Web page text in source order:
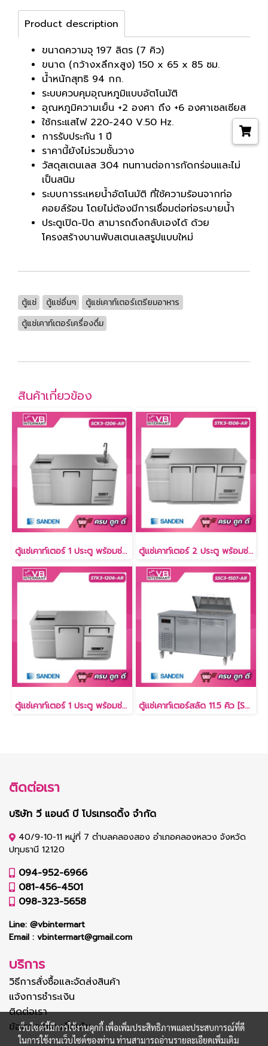
Product description
ขนาดความจุ 197 ลิตร (7 คิว)
ขนาด (กว้างxลึกxสูง) 150 x 65 x 85 ซม.
น้ำหนักสุทธิ 94 กก.
ระบบควบคุมอุณหภูมิแบบอัตโนมัติ
อุณหภูมิความเย็น +2 องศา ถึง +6 องศาเซลเซียส
ใช้กระแสไฟ 220-240 V.50 Hz.
การรับประกัน 1 ปี
ราคานี้ยังไม่รวมชั้นวาง
วัสดุสเตนเลส 304 ทนทานต่อการกัดกร่อนและไม่
เป็นสนิม
ระบบการระเหยน้ำอัตโนมัติ ที่ใช้ความร้อนจากท่อ
คอยล์ร้อน โดยไม่ต้องมีการเชื่อมต่อท่อระบายน้ำ
ประตูเปิด-ปิด สามารถดึงกลับเองได้ ด้วย
โครงสร้างบานพับสเตนเลสรูปแบบใหม่
ตู้แช่ ตู้แช่อื่นๆ
ตู้แช่เคาท์เตอร์เตรียมอาหาร
ตู้แช่เคาท์เตอร์เครื่องดื่ม
สินค้าเกี่ยวข้อง
ตู้แช่เคาท์เตอร์ 1 ประตู พร้อมช่องใส่น้ำแข็งและอ่างล้าง 3.7 คิว [SCK3-1206-AR] ตู้แช่เคาท์เตอร์ 2 ประตู พร้อมช่องใส่น้ำแข็ง 7 คิว [STK3-1506-AR]
ตู้แช่เคาท์เตอร์ 1 ประตู พร้อมช่องใส่น้ำแข็ง 3.7 คิว [STK3-1206-AR] ตู้แช่เคาท์เตอร์สลัด 11.5 คิว [SSC3-1507-AR]
ติดต่อเรา
บริษัท วี แอนด์ บี โปรเทรดดิ้ง จำกัด
40/9-10-11 หมู่ที่ 7 ตำบลคลองสอง อำเภอคลองหลวง จังหวัด
ปทุมธานี 12120
094-952-6966
081-456-4501
098-323-5658
Line: @vbintermart
Email : vbintermart@gmail.com
บริการ
วิธีการสั่งซื้อและจัดส่งสินค้า
แจ้งการชำระเงิน
ติดต่อเรา
ข้อตกลงและเงื่อนไข
เว็บไซต์นี้มีการใช้งานคุกกี้ เพื่อเพิ่มประสิทธิภาพและประสบการณ์ที่ดี
ในการใช้งานเว็บไซต์ของท่าน ท่านสามารถอ่านรายละเอียดเพิ่มเติม